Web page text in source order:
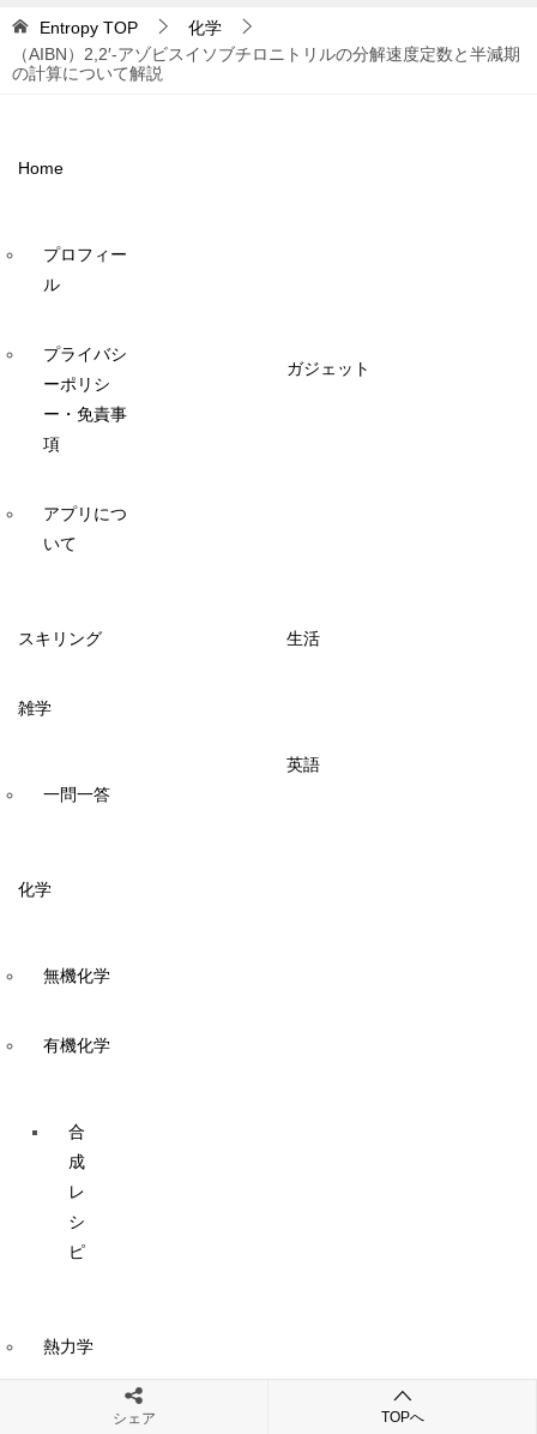
Entropy TOP
化学
（AIBN）2,2′-アゾビスイソブチロニトリルの分解速度定数と半減期
の計算について解説
Home
プロフィー
ル
プライバシ
ーポリシ
ー・免責事
項
アプリにつ
いて
ガジェット
スキリング 生活
雑学
一問一答
英語
化学
無機化学
有機化学
合
成
レ
シ
ピ
熱力学
化学用語解シェア TOPへ